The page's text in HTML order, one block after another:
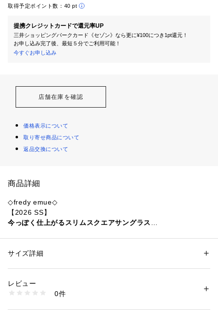
取得予定ポイント数： 40 pt
提携クレジットカードで還元率UP
三井ショッピングパークカード《セゾン》なら更に¥100につき1pt還元！
お申し込み完了後、最短５分でご利用可能！
今すぐお申し込み
店舗在庫を確認
価格表示について
取り寄せ商品について
返品交換について
商品詳細
◇fredy emue◇
【2026 SS】
今っぽく仕上がるスリムスクエアサングラス
・トレンド感のあるスクエア型が印象的なサングラス
・スリムなシルエットが顔まわりをすっきりと見せてくれます
・コーディネートにプラスするだけで洗練された雰囲気に
性別：レディース
素材：(レンズの種類)プラスチック、(レンズの枠)プラスチック、(テンプ
生産国：中国製
1290100016925
サイズ詳細
レビュー
0件